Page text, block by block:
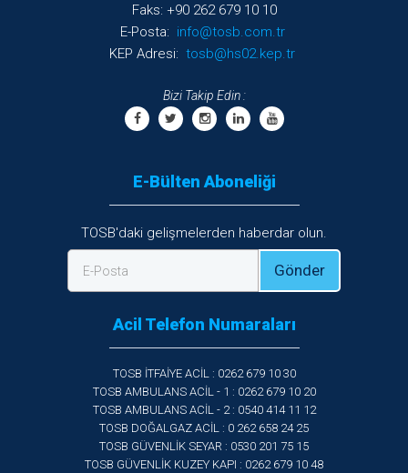
Faks: +90 262 679 10 10
E-Posta: info@tosb.com.tr
KEP Adresi: tosb@hs02.kep.tr
Bizi Takip Edin :
E-Bülten Aboneliği
TOSB'daki gelişmelerden haberdar olun.
E-Posta Gönder
Acil Telefon Numaraları
TOSB İTFAİYE ACİL : 0262 679 10 30
TOSB AMBULANS ACİL - 1 : 0262 679 10 20
TOSB AMBULANS ACİL - 2 : 0540 414 11 12
TOSB DOĞALGAZ ACİL : 0 262 658 24 25
TOSB GÜVENLİK SEYAR : 0530 201 75 15
TOSB GÜVENLİK KUZEY KAPI : 0262 679 10 48